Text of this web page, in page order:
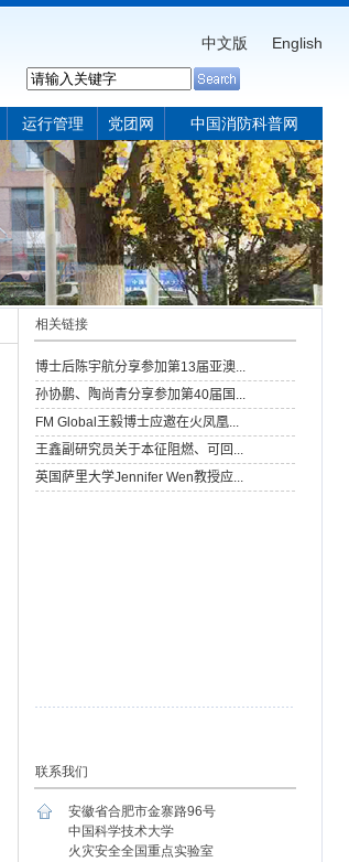
中文版 English
运行管理 党团网 中国消防科普网
相关链接
联系我们
安徽省合肥市金寨路96号
中国科学技术大学
火灾安全全国重点实验室